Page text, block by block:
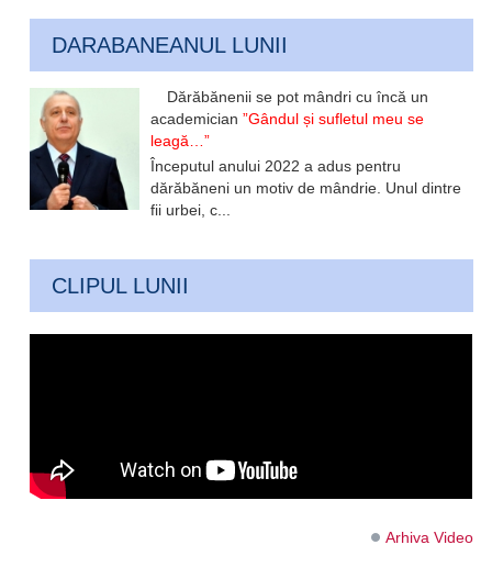
DARABANEANUL LUNII
Dărăbănenii se pot mândri cu încă un
academician”Gândul și sufletul meu se
leagă…”
Începutul anului 2022 a adus pentru
dărăbăneni un motiv de mândrie. Unul dintre
fii urbei, c...
CLIPUL LUNII
Arhiva Video